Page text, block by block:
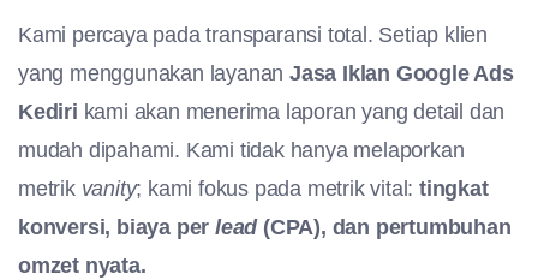
Kami percaya pada transparansi total. Setiap klien
yang menggunakan layananJasa Iklan Google Ads
Kediri kami akan menerima laporan yang detail dan
mudah dipahami. Kami tidak hanya melaporkan
metrik vanity; kami fokus pada metrik vital:tingkat
konversi, biaya perlead(CPA), dan pertumbuhan
omzet nyata.